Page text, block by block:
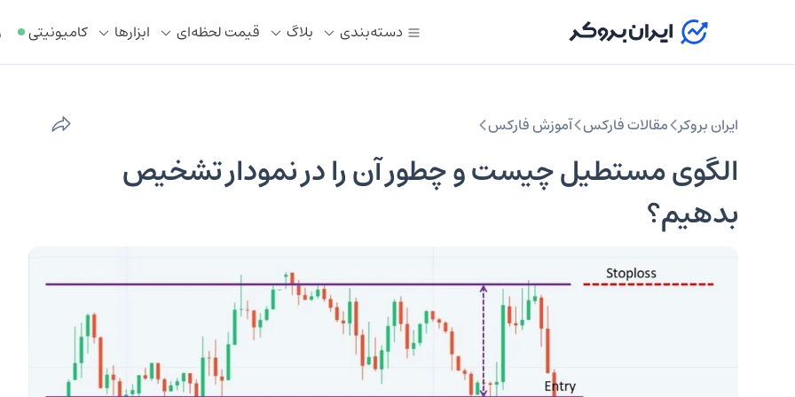
دسته‌بندی بلاگ قیمت لحظه‌ای ابزار‌ها کامیونیتی
ایران بروکر مقالات فارکس آموزش فارکس
الگوی مستطیل چیست و چطور آن را در نمودار تشخیص
بدهیم؟